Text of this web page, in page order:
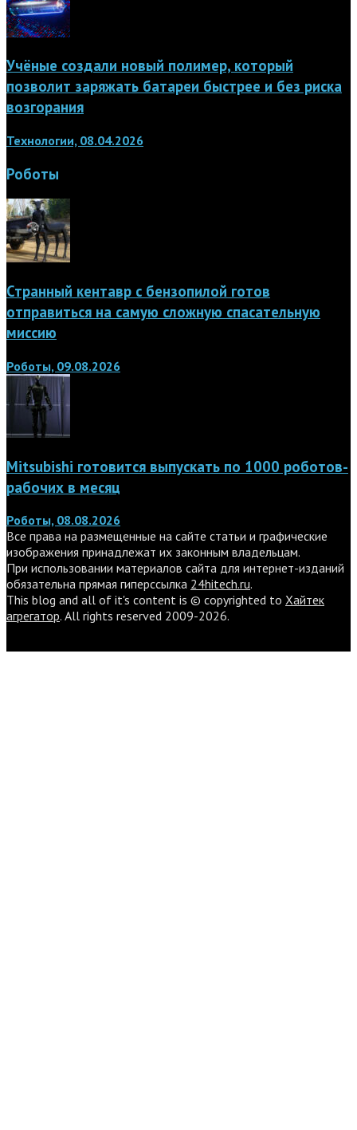
Учёные создали новый полимер, который
позволит заряжать батареи быстрее и без риска
возгорания
Технологии, 08.04.2026
Роботы
Странный кентавр с бензопилой готов
отправиться на самую сложную спасательную
миссию
Роботы, 09.08.2026
Mitsubishi готовится выпускать по 1000 роботов-
рабочих в месяц
Роботы, 08.08.2026
Все права на размещенные на сайте статьи и графические
изображения принадлежат их законным владельцам.
При использовании материалов сайта для интернет-изданий
обязательна прямая гиперссылка 24hitech.ru.
This blog and all of it's content is © copyrighted to Хайтек
агрегатор. All rights reserved 2009-2026.